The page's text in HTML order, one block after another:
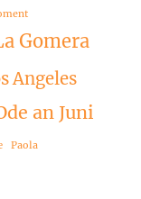
Gomera
Angeles
an Juni
Paola